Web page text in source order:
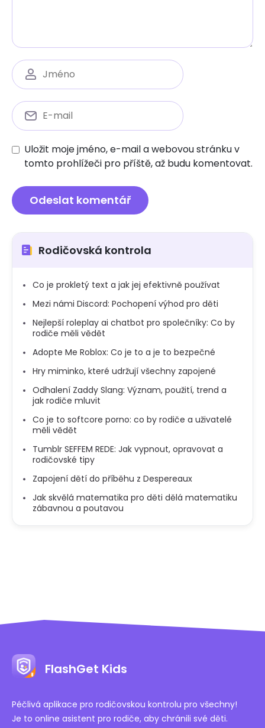
Uložit moje jméno, e-mail a webovou stránku v
tomto prohlížeči pro příště, až budu komentovat.
Rodičovská kontrola
Co je prokletý text a jak jej efektivně používat
Mezi námi Discord: Pochopení výhod pro děti
Nejlepší roleplay ai chatbot pro společníky: Co by
rodiče měli vědět
Adopte Me Roblox: Co je to a je to bezpečné
Hry miminko, které udržují všechny zapojené
Odhalení Zaddy Slang: Význam, použití, trend a
jak rodiče mluvit
Co je to softcore porno: co by rodiče a uživatelé
měli vědět
Tumblr SEFFEM REDE: Jak vypnout, opravovat a
rodičovské tipy
Zapojení dětí do příběhu z Despereaux
Jak skvělá matematika pro děti dělá matematiku
zábavnou a poutavou
FlashGet Kids
Péčlivá aplikace pro rodičovskou kontrolu pro všechny!
Je to online asistent pro rodiče, aby chránili své děti.